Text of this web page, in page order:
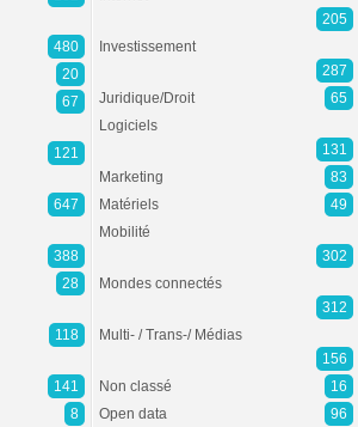
480
20
67
121
647
388
28
118
141
8
205
Investissement
287
Juridique/Droit
65
Logiciels
131
Marketing
83
Matériels
49
Mobilité
302
Mondes connectés
312
Multi- / Trans-/ Médias
156
Non classé
16
Open data
96